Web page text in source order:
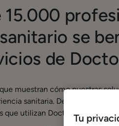
15.000
se
de
muestran cómo nuestras
sanitaria. Descubre aquí
que utilizan Doctoralia.
Tu